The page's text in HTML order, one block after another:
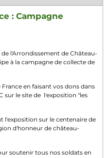
: Campagne
l'Arrondissement de Château-
à la campagne de collecte de
en faisant vos dons dans
sur le site de l'exposition "les
l'exposition sur le centenaire de
d'honneur de château-
soutenir tous nos soldats en